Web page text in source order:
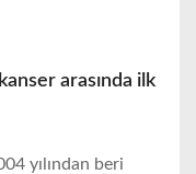
arasında ilk
yılından beri